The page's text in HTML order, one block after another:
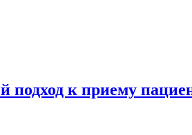
к приему